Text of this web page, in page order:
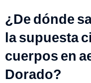
¿De dónde
la supuesta
cuerpos en
Dorado?